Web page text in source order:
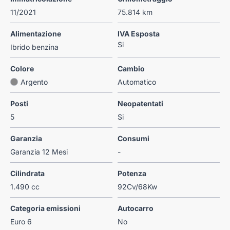
11/2021
75.814 km
Alimentazione
Ibrido benzina
IVA Esposta
Si
Colore
Argento
Cambio
Automatico
Posti
5
Neopatentati
Si
Garanzia
Garanzia 12 Mesi
Consumi
-
Cilindrata
1.490 cc
Potenza
92Cv/68Kw
Categoria emissioni
Euro 6
Autocarro
No